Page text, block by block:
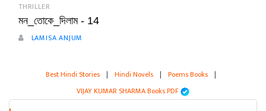
THRILLER
মন_তোকে_দিলাম - 14
LAMISA ANJUM
Best Hindi Stories | Hindi Novels | Poems Books |
VIJAY KUMAR SHARMA Books PDF